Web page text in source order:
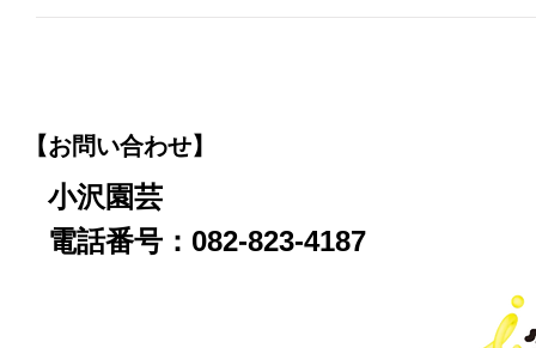
【お問い合わせ】
小沢園芸
電話番号：082-823-4187